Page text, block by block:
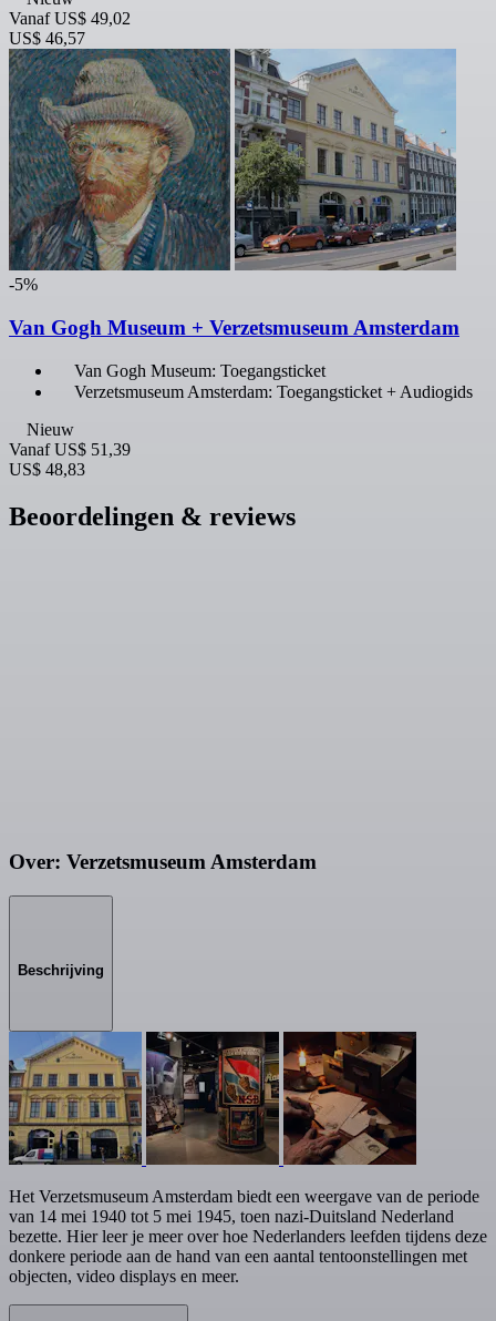
Vanaf US$ 49,02
US$ 46,57
-5%
Van Gogh Museum + Verzetsmuseum Amsterdam
Van Gogh Museum: Toegangsticket
Verzetsmuseum Amsterdam: Toegangsticket + Audiogids
Nieuw
Vanaf US$ 51,39
US$ 48,83
Beoordelingen & reviews
Over: Verzetsmuseum Amsterdam
Beschrijving
Het Verzetsmuseum Amsterdam biedt een weergave van de periode
van 14 mei 1940 tot 5 mei 1945, toen nazi-Duitsland Nederland
bezette. Hier leer je meer over hoe Nederlanders leefden tijdens deze
donkere periode aan de hand van een aantal tentoonstellingen met
objecten, video displays en meer.